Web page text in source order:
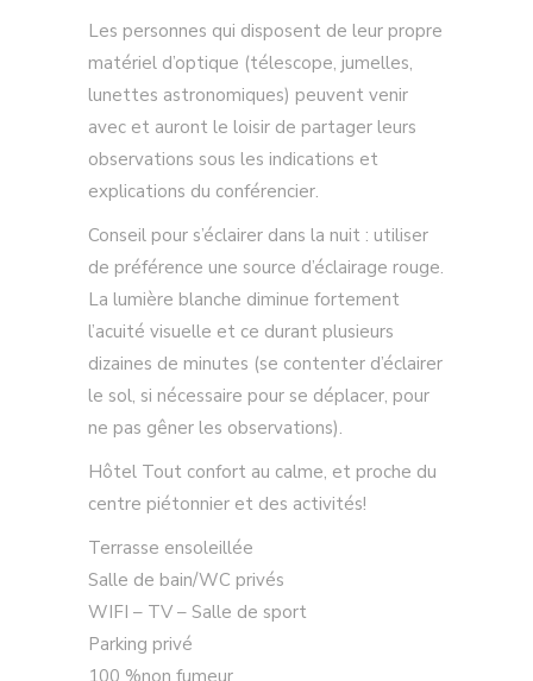
Les personnes qui disposent de leur propre
matériel d’optique (télescope, jumelles,
lunettes astronomiques) peuvent venir
avec et auront le loisir de partager leurs
observations sous les indications et
explications du conférencier.
Conseil pour s’éclairer dans la nuit : utiliser
de préférence une source d’éclairage rouge.
La lumière blanche diminue fortement
l’acuité visuelle et ce durant plusieurs
dizaines de minutes (se contenter d’éclairer
le sol, si nécessaire pour se déplacer, pour
ne pas gêner les observations).
Hôtel Tout confort au calme, et proche du
centre piétonnier et des activités!
Terrasse ensoleillée
Salle de bain/WC privés
WIFI – TV – Salle de sport
Parking privé
100 %non fumeur